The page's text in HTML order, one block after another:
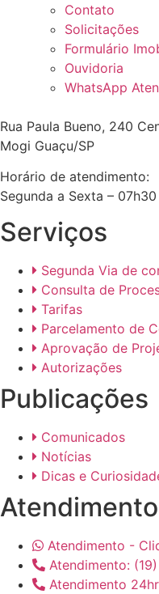
Contato
Solicitações
Formulário
Ouvidoria
WhatsApp
Rua Paula Bueno, 240
Mogi Guaçu/SP
Horário de atendimento:
Segunda a Sexta –
Serviços
Segunda Via de
Consulta de
Tarifas
Parcelamento de
Aprovação de
Autorizações
Publicações
Comunicados
Notícias
Dicas e
Atendimento
Atendimento -
Atendimento:
Atendimento